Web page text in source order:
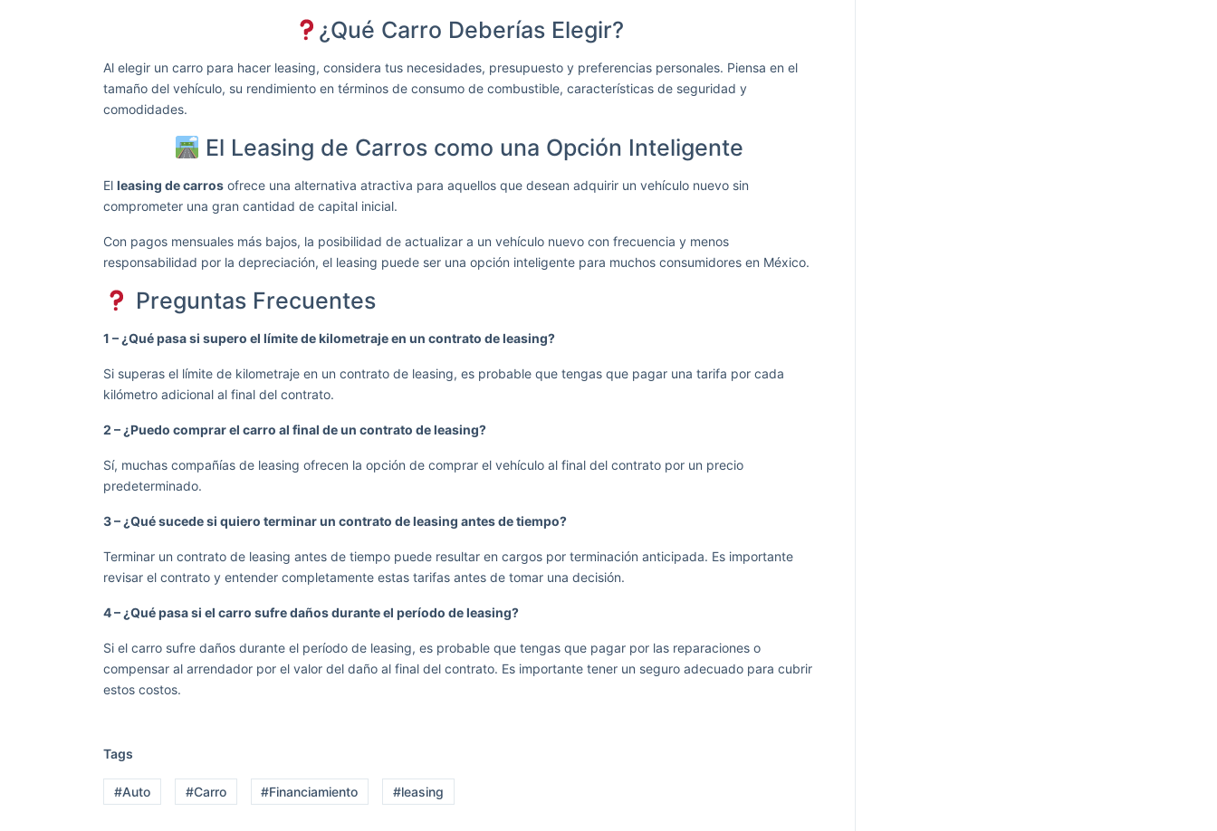
¿Qué Carro Deberías Elegir?
Al elegir un carro para hacer leasing, considera tus necesidades, presupuesto y preferencias personales. Piensa en el
tamaño del vehículo, su rendimiento en términos de consumo de combustible, características de seguridad y
comodidades.
El Leasing de Carros como una Opción Inteligente
El leasing de carros ofrece una alternativa atractiva para aquellos que desean adquirir un vehículo nuevo sin
comprometer una gran cantidad de capital inicial.
Con pagos mensuales más bajos, la posibilidad de actualizar a un vehículo nuevo con frecuencia y menos
responsabilidad por la depreciación, el leasing puede ser una opción inteligente para muchos consumidores en México.
Preguntas Frecuentes
1 – ¿Qué pasa si supero el límite de kilometraje en un contrato de leasing?
Si superas el límite de kilometraje en un contrato de leasing, es probable que tengas que pagar una tarifa por cada
kilómetro adicional al final del contrato.
2 – ¿Puedo comprar el carro al final de un contrato de leasing?
Sí, muchas compañías de leasing ofrecen la opción de comprar el vehículo al final del contrato por un precio
predeterminado.
3 – ¿Qué sucede si quiero terminar un contrato de leasing antes de tiempo?
Terminar un contrato de leasing antes de tiempo puede resultar en cargos por terminación anticipada. Es importante
revisar el contrato y entender completamente estas tarifas antes de tomar una decisión.
4 – ¿Qué pasa si el carro sufre daños durante el período de leasing?
Si el carro sufre daños durante el período de leasing, es probable que tengas que pagar por las reparaciones o
compensar al arrendador por el valor del daño al final del contrato. Es importante tener un seguro adecuado para cubrir
estos costos.
Tags
#Auto #Carro #Financiamiento #leasing